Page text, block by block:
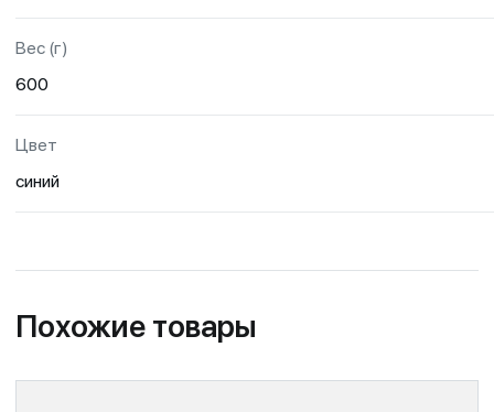
Вес (г)
600
Цвет
синий
Похожие товары